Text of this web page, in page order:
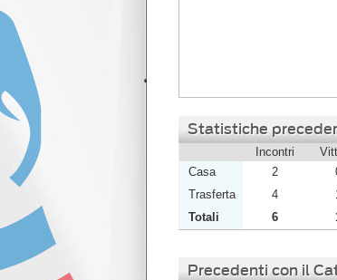
Statistiche
Incontri
Casa
2
Trasferta
4
Totali
6
Precedenti con il